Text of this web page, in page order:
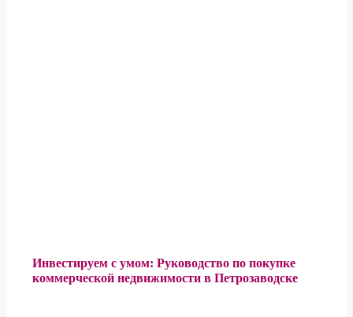
Инвестируем с умом: Руководство по покупке
коммерческой недвижимости в Петрозаводске